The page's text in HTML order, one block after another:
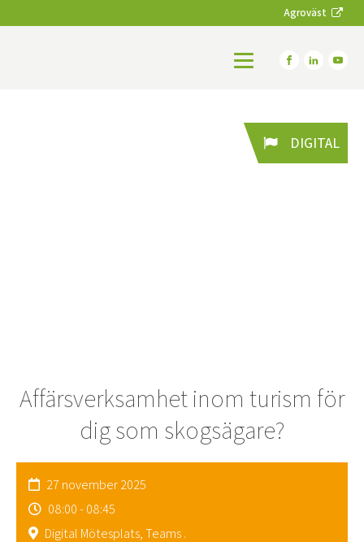
Agroväst
DIGITAL
Affärsverksamhet inom turism för
dig som skogsägare?
27 november 2025
08:00 - 08:45
Digital Mötesplats, Teams .